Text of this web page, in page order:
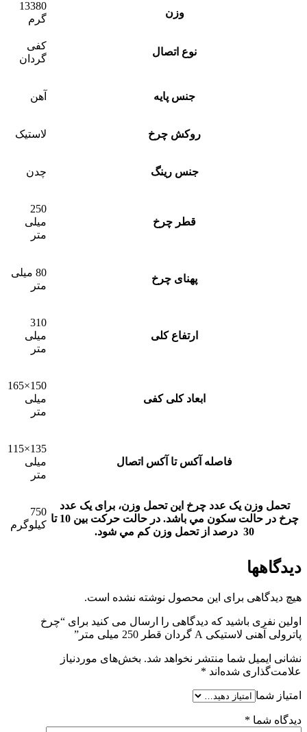
وزن
13380
گرم
نوع اتصال
کفی
گردان
جنس پایه آهن
روکش چرخ لاستیک
جنس رینگ چدن
قطر چرخ
250
میلی
متر
پهنای چرخ
80 میلی
متر
ارتفاع کلی
310
میلی
متر
ابعاد کلی کفی
150×165
میلی
متر
فاصله آکس تا آکس اتصال
135×115
میلی
متر
تحمل وزن یک عدد چرخ این تحمل وزن، برای يک عدد
چرخ در حالت سکون مي باشد. در حالت حرکت بين 10 تا
30 درصد از تحمل وزن کم مي شود.
750
کیلوگرم
دیدگاهها
هیچ دیدگاهی برای این محصول نوشته نشده است.
اولین نفری باشید که دیدگاهی را ارسال می کنید برای “چرخ
پاترولی آهنی لاستیکی A گردان قطر 250 میلی متر”
نشانی ایمیل شما منتشر نخواهد شد. بخش‌های موردنیاز
علامت‌گذاری شده‌اند *
امتیاز شما
دیدگاه شما *